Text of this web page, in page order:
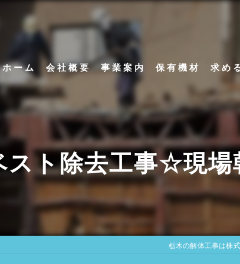
ホーム 会社概要
代表挨拶
ビジョン
事業案内
アスベスト除去工事
内装解体工事
足場解体工事
保有機材 求め
スト除去工事☆現場
栃木の解体工事は株